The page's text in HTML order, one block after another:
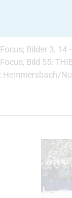
Bilder 3,
Bild 55: